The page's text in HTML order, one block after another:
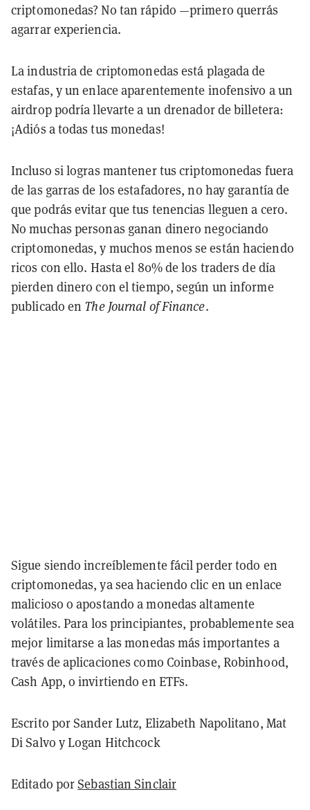
criptomonedas? No tan rápido —primero querrás
agarrar experiencia.
La industria de criptomonedas está plagada de
estafas, y un enlace aparentemente inofensivo a un
airdrop podría llevarte a un drenador de billetera:
¡Adiós a todas tus monedas!
Incluso si logras mantener tus criptomonedas fuera
de las garras de los estafadores, no hay garantía de
que podrás evitar que tus tenencias lleguen a cero.
No muchas personas ganan dinero negociando
criptomonedas, y muchos menos se están haciendo
ricos con ello. Hasta el 80% de los traders de día
pierden dinero con el tiempo, según un informe
publicado en The Journal of Finance.
Sigue siendo increíblemente fácil perder todo en
criptomonedas, ya sea haciendo clic en un enlace
malicioso o apostando a monedas altamente
volátiles. Para los principiantes, probablemente sea
mejor limitarse a las monedas más importantes a
través de aplicaciones como Coinbase, Robinhood,
Cash App, o invirtiendo en ETFs.
Escrito por Sander Lutz, Elizabeth Napolitano, Mat
Di Salvo y Logan Hitchcock
Editado porSebastian Sinclair